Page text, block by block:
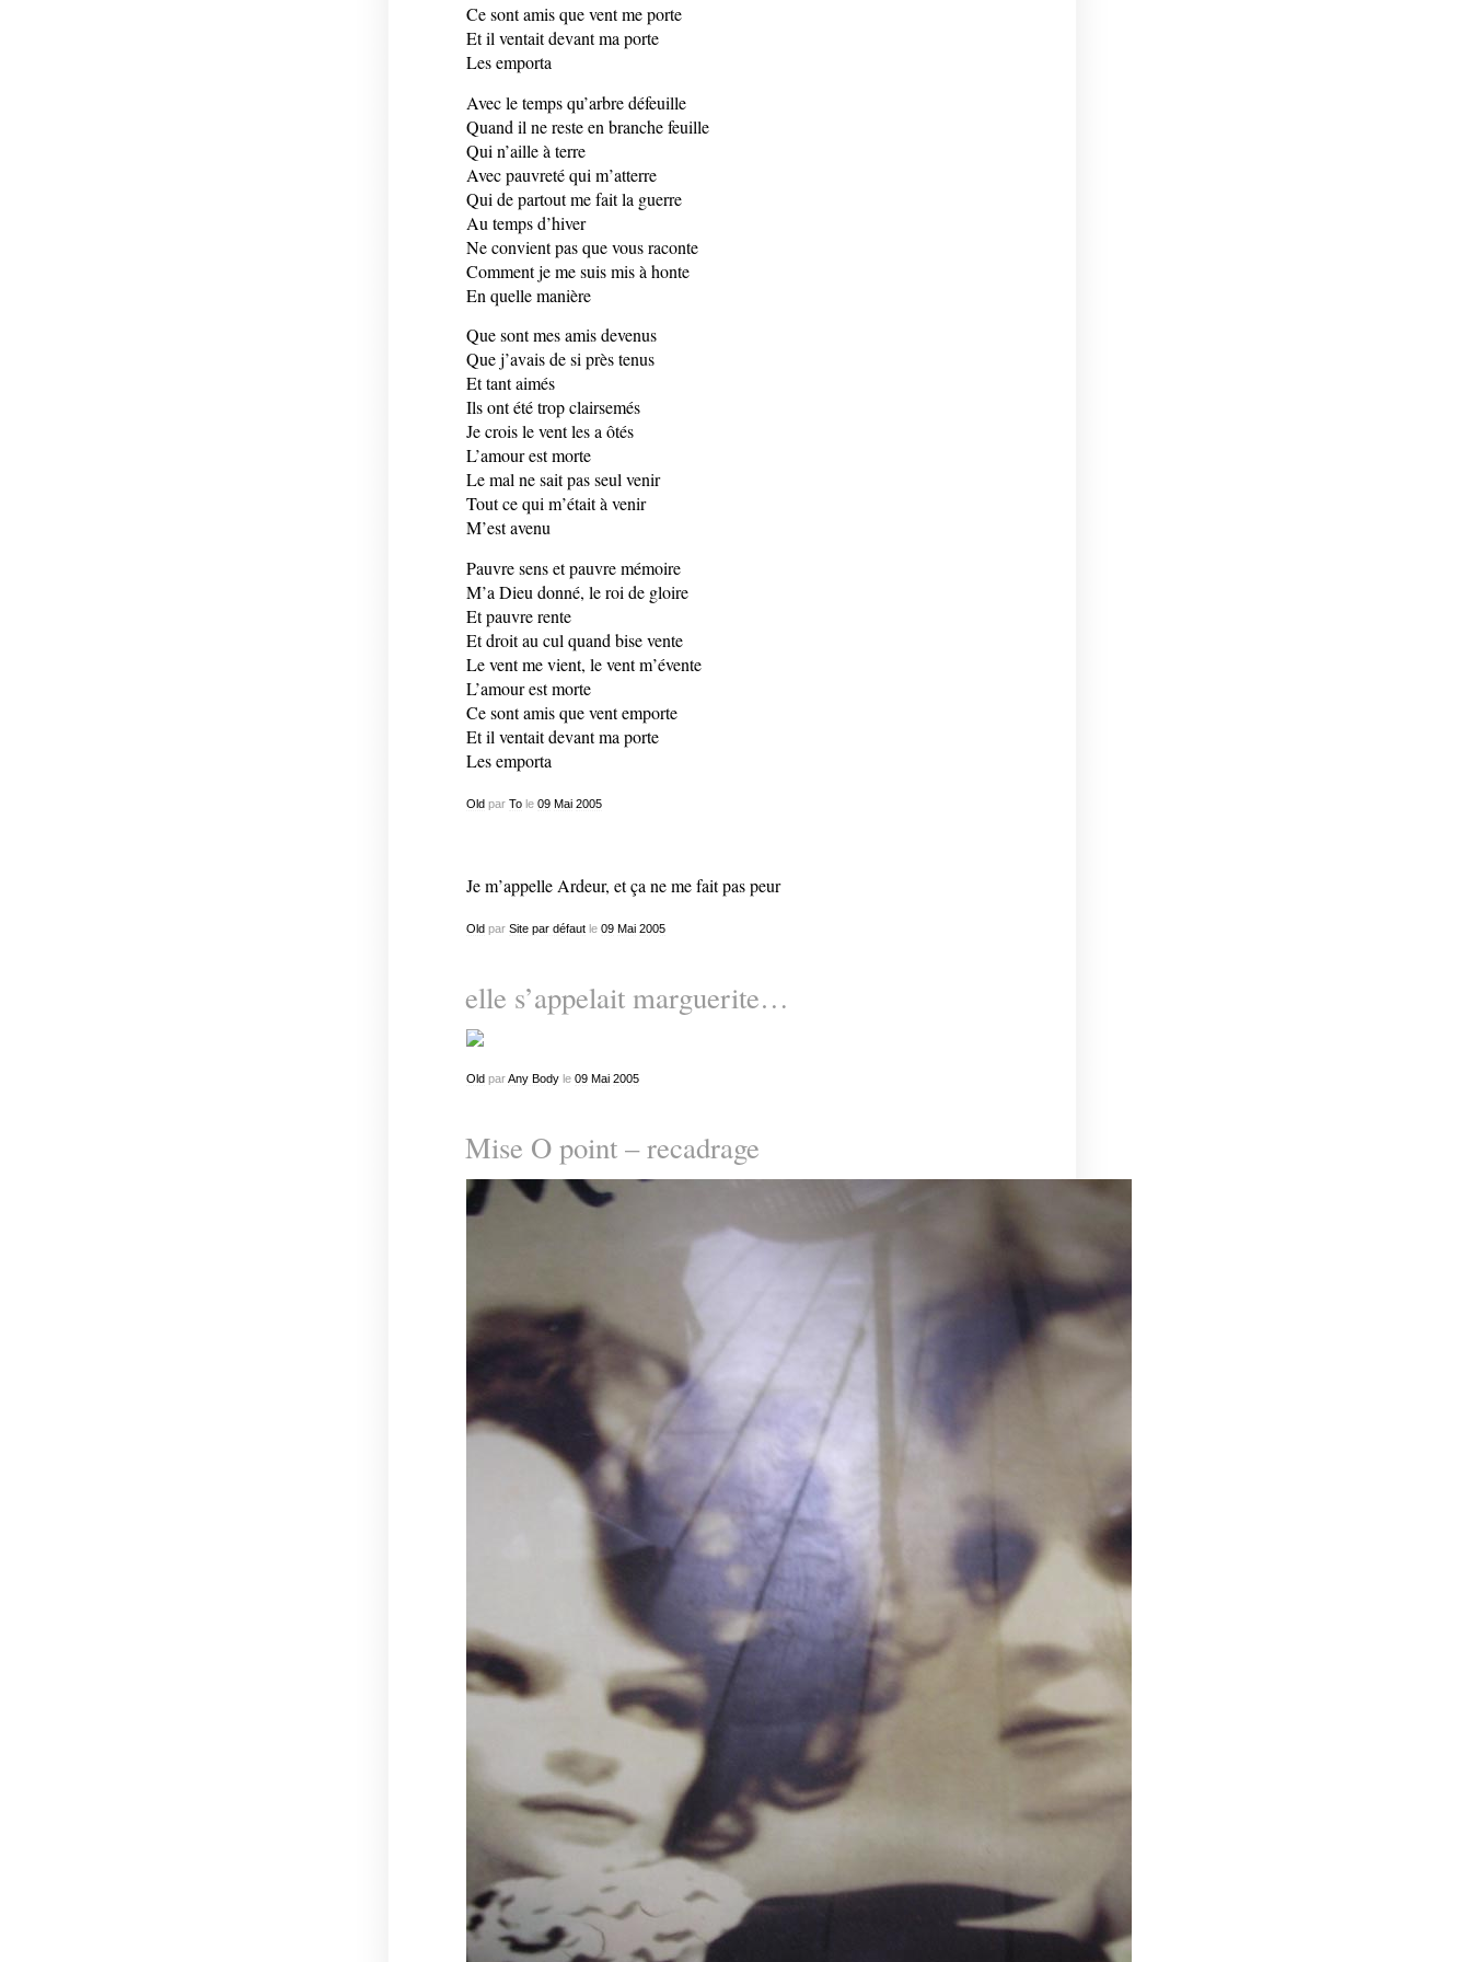
Ce sont amis que vent me porte
Et il ventait devant ma porte
Les emporta
Avec le temps qu’arbre défeuille
Quand il ne reste en branche feuille
Qui n’aille à terre
Avec pauvreté qui m’atterre
Qui de partout me fait la guerre
Au temps d’hiver
Ne convient pas que vous raconte
Comment je me suis mis à honte
En quelle manière
Que sont mes amis devenus
Que j’avais de si près tenus
Et tant aimés
Ils ont été trop clairsemés
Je crois le vent les a ôtés
L’amour est morte
Le mal ne sait pas seul venir
Tout ce qui m’était à venir
M’est avenu
Pauvre sens et pauvre mémoire
M’a Dieu donné, le roi de gloire
Et pauvre rente
Et droit au cul quand bise vente
Le vent me vient, le vent m’évente
L’amour est morte
Ce sont amis que vent emporte
Et il ventait devant ma porte
Les emporta
Oldpar Tole 09 Mai 2005
Je m’appelle Ardeur, et ça ne me fait pas peur
Oldpar Site par défautle 09 Mai 2005
elle s’appelait marguerite…
OldparAny Bodyle 09 Mai 2005
Mise O point – recadrage